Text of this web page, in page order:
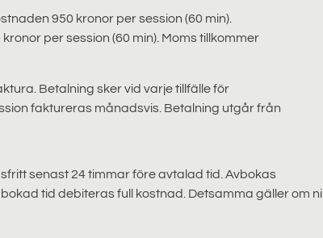
950 kronor per session (60 min).
per session (60 min). Moms tillkommer
Betalning sker vid varje tillfälle för
faktureras månadsvis. Betalning utgår från
senast 24 timmar före avtalad tid. Avbokas
tid debiteras full kostnad. Detsamma gäller om ni